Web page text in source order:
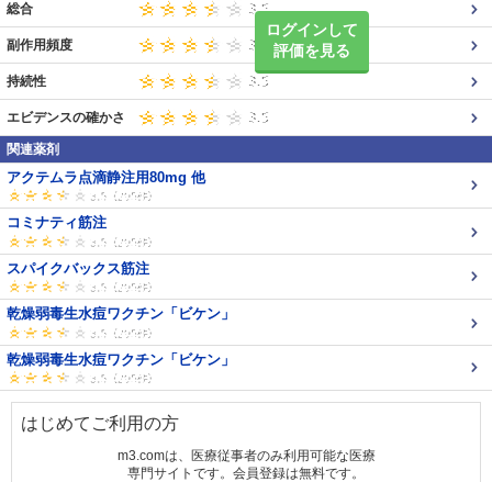
ログインして
評価を見る
総合
副作用頻度
持続性
エビデンスの確かさ
関連薬剤
アクテムラ点滴静注用80mg 他
コミナティ筋注
スパイクバックス筋注
乾燥弱毒生水痘ワクチン「ビケン」
乾燥弱毒生水痘ワクチン「ビケン」
はじめてご利用の方
m3.comは、医療従事者のみ利用可能な医療
専門サイトです。会員登録は無料です。